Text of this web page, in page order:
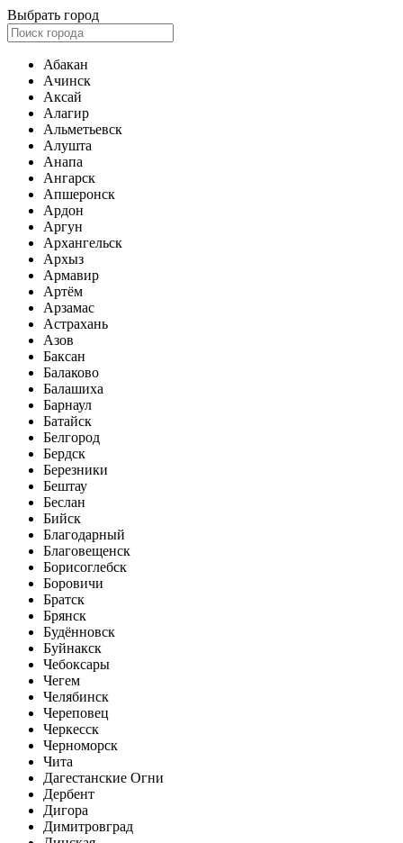
Выбрать город
Абакан
Ачинск
Аксай
Алагир
Альметьевск
Алушта
Анапа
Ангарск
Апшеронск
Ардон
Аргун
Архангельск
Архыз
Армавир
Артём
Арзамас
Астрахань
Азов
Баксан
Балаково
Балашиха
Барнаул
Батайск
Белгород
Бердск
Березники
Бештау
Беслан
Бийск
Благодарный
Благовещенск
Борисоглебск
Боровичи
Братск
Брянск
Будённовск
Буйнакск
Чебоксары
Чегем
Челябинск
Череповец
Черкесск
Черноморск
Чита
Дагестанские Огни
Дербент
Дигора
Димитровград